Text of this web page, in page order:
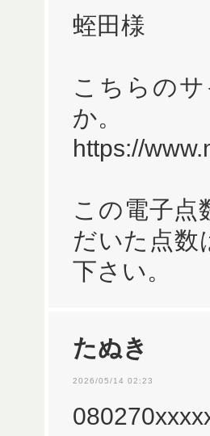
蛭田様
こちらの
か。
https://
この電子点
だいた点数
下さい。
たぬき
2026/05/14 02:23